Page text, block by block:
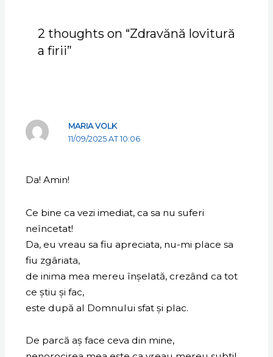
2 thoughts on “Zdravănă lovitură
a firii”
MARIA VOLK
11/09/2025 AT 10:06
Da! Amin!
Ce bine ca vezi imediat, ca sa nu suferi
neîncetat!
Da, eu vreau sa fiu apreciata, nu-mi place sa
fiu zgâriata,
de inima mea mereu înșelată, crezând ca tot
ce știu și fac,
este după al Domnului sfat și plac.
De parcă aș face ceva din mine,